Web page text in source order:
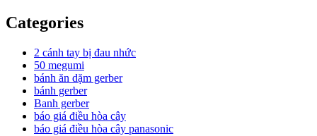
Categories
2 cánh tay bị đau nhức
50 megumi
bánh ăn dặm gerber
bánh gerber
Banh gerber
báo giá điều hòa cây
báo giá điều hòa cây panasonic